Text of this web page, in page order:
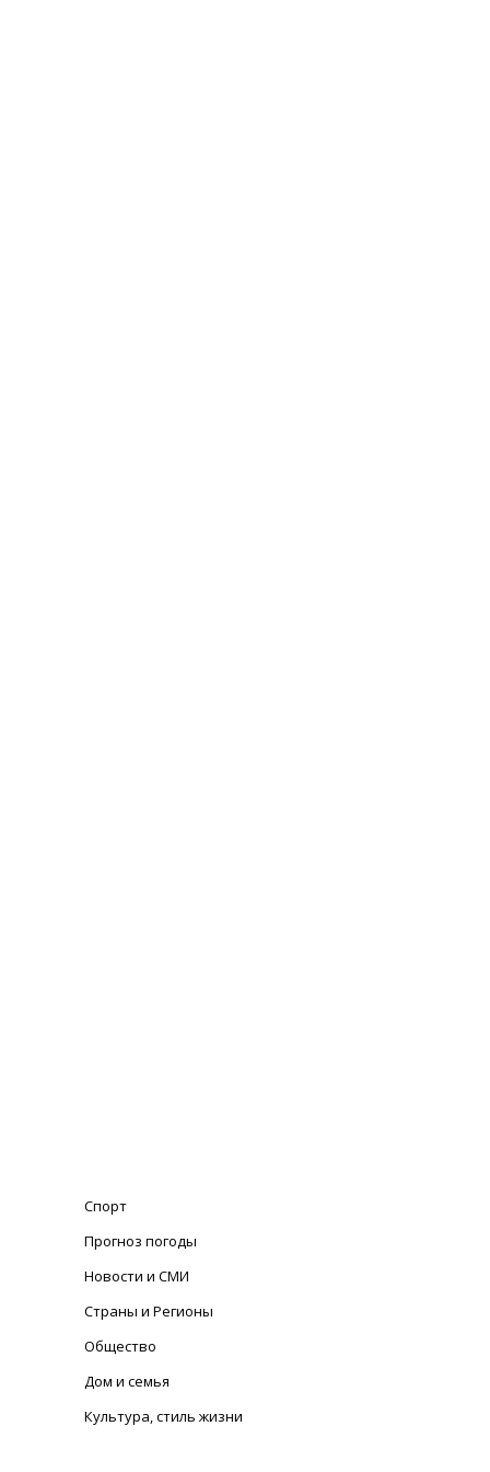
Спорт
Прогноз погоды
Новости и СМИ
Страны и Регионы
Общество
Дом и семья
Культура, стиль жизни